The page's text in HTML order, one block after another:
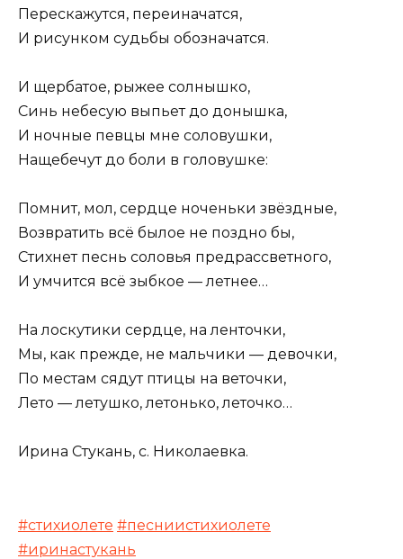
Перескажутся, переиначатся,
И рисунком судьбы обозначатся.
И щербатое, рыжее солнышко,
Синь небесую выпьет до донышка,
И ночные певцы мне соловушки,
Нащебечут до боли в головушке:
Помнит, мол, сердце ноченьки звёздные,
Возвратить всё былое не поздно бы,
Стихнет песнь соловья предрассветного,
И умчится всё зыбкое — летнее…
На лоскутики сердце, на ленточки,
Мы, как прежде, не мальчики — девочки,
По местам сядут птицы на веточки,
Лето — летушко, летонько, леточко…
Ирина Стукань, с. Николаевка.
#стихиолете #песниистихиолете
#иринастукань